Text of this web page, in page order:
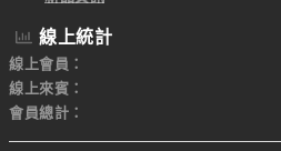
線上統計
線上會員
線上來賓
會員總計